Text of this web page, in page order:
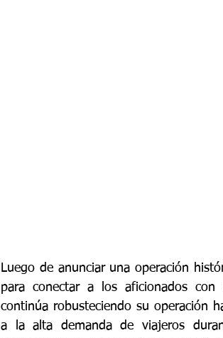
Luego de anunciar una operación
para conectar a los aficionados
continúa robusteciendo su operación
a la alta demanda de viajeros